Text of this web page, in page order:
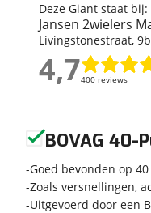
Frametype
Wielmaat
Nieuw of occasion
Techniek
Transmissie
Aantal versnellingen
Deze Giant staat bij:
Jansen 2wielers
Livingstonestraat, 9b
4,7400 reviews
4,7
Naam
BOVAG 40-
Goed bevonden op
Zoals versnellingen,
Uitgevoerd door een